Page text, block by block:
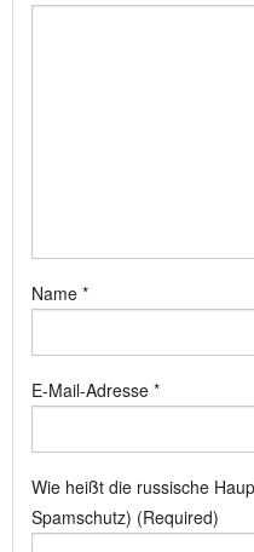
Name *
E-Mail-Adresse *
Wie heißt die russische
Spamschutz) (Required)